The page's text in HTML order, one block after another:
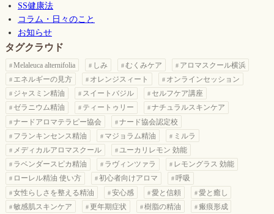
SS健康法
コラム・日々のこと
お知らせ
タグクラウド
Melaleuca alternifolia しみ むくみケア
アロマスクール横浜
エネルギーの見方
オレンジスィート
オンラインセッション
ジャスミン精油
スイートバジル
セルフケア講座
ゼラニウム精油
ティートゥリー
ナチュラルスキンケア
ナードアロマテラピー協会
ナード協会認定校
フランキンセンス精油
マジョラム精油
ミルラ
メディカルアロマスクール
ユーカリレモン 効能
ラベンダースピカ精油
ラヴィンツァラ
レモングラス 効能
ローレル精油 使い方
初心者向けアロマ
呼吸
女性らしさを整える精油
安心感 愛と信頼
愛と癒し
敏感肌スキンケア
更年期症状 樹脂の精油
瘢痕形成